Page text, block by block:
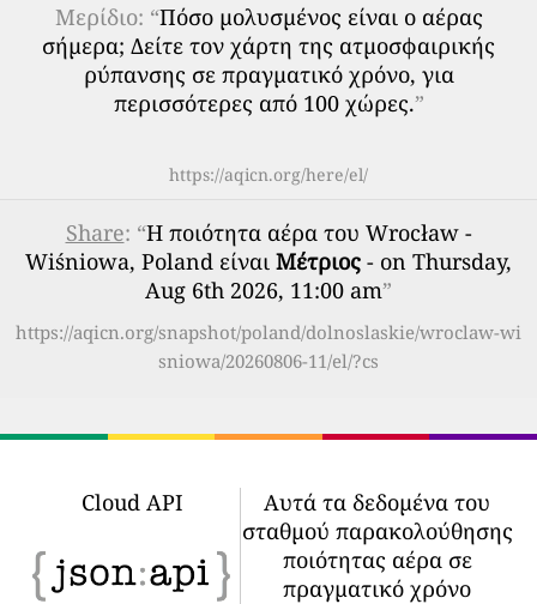
Μερίδιο: “Πόσο μολυσμένος είναι ο αέρας
σήμερα; Δείτε τον χάρτη της ατμοσφαιρικής
ρύπανσης σε πραγματικό χρόνο, για
περισσότερες από 100 χώρες.”
https://aqicn.org/here/el/
Share: “Η ποιότητα αέρα του Wrocław -
Wiśniowa, Poland είναι Μέτριος - on Thursday,
Aug 6th 2026, 11:00 am”
https://aqicn.org/snapshot/poland/dolnoslaskie/wroclaw-wi
sniowa/20260806-11/el/?cs
Cloud API
Αυτά τα δεδομένα του
σταθμού παρακολούθησης
ποιότητας αέρα σε
πραγματικό χρόνο